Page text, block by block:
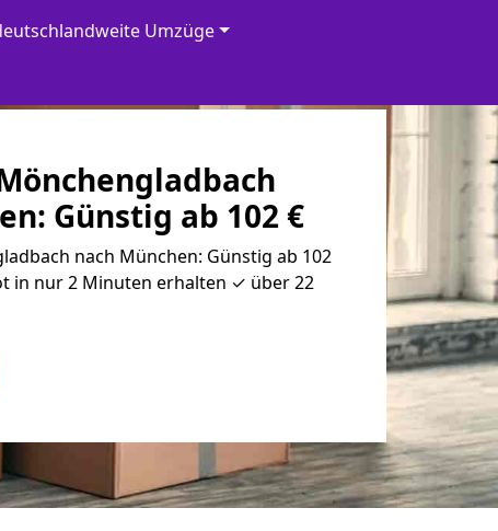
Umzüge
Günstig ab 102 €
nach München: Günstig ab 102
in nur 2 Minuten erhalten ✓ über 22